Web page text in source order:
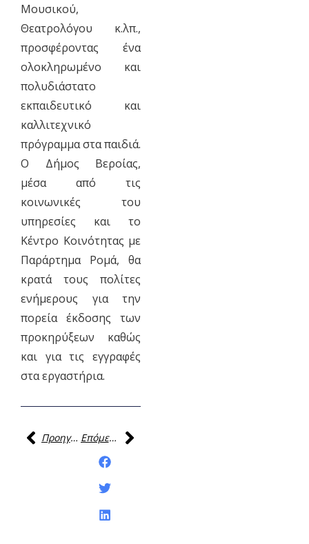
Μουσικού,
Θεατρολόγου κ.λπ.,
προσφέροντας ένα
ολοκληρωμένο και
πολυδιάστατο
εκπαιδευτικό και
καλλιτεχνικό
πρόγραμμα στα παιδιά.
Ο Δήμος Βεροίας,
μέσα από τις
κοινωνικές του
υπηρεσίες και το
Κέντρο Κοινότητας με
Παράρτημα Ρομά, θα
κρατά τους πολίτες
ενήμερους για την
πορεία έκδοσης των
προκηρύξεων καθώς
και για τις εγγραφές
στα εργαστήρια.
Προηγούμενη
Επόμενη